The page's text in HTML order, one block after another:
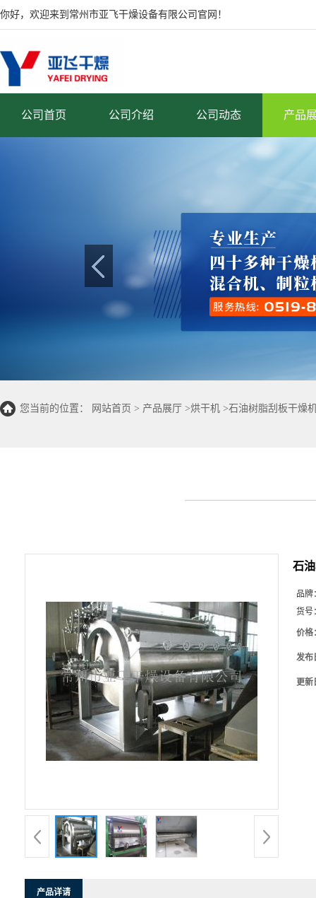
你好，欢迎来到常州市亚飞干燥设备有限公司官网！
公司首页 公司介绍 公司动态 产品
您当前的位置： 网站首页 > 产品展厅 >烘干机 >石油树脂刮板干燥
石
品牌
货号
价格
发布
更新
产品详请